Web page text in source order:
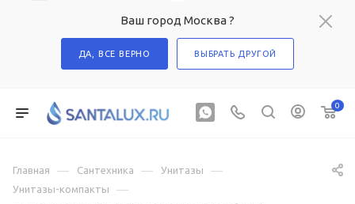
Ваш город Москва ?
ДА, ВСЕ ВЕРНО ВЫБРАТЬ ДРУГОЙ
0
Главная — Сантехника — Унитазы —
Унитазы-компакты —